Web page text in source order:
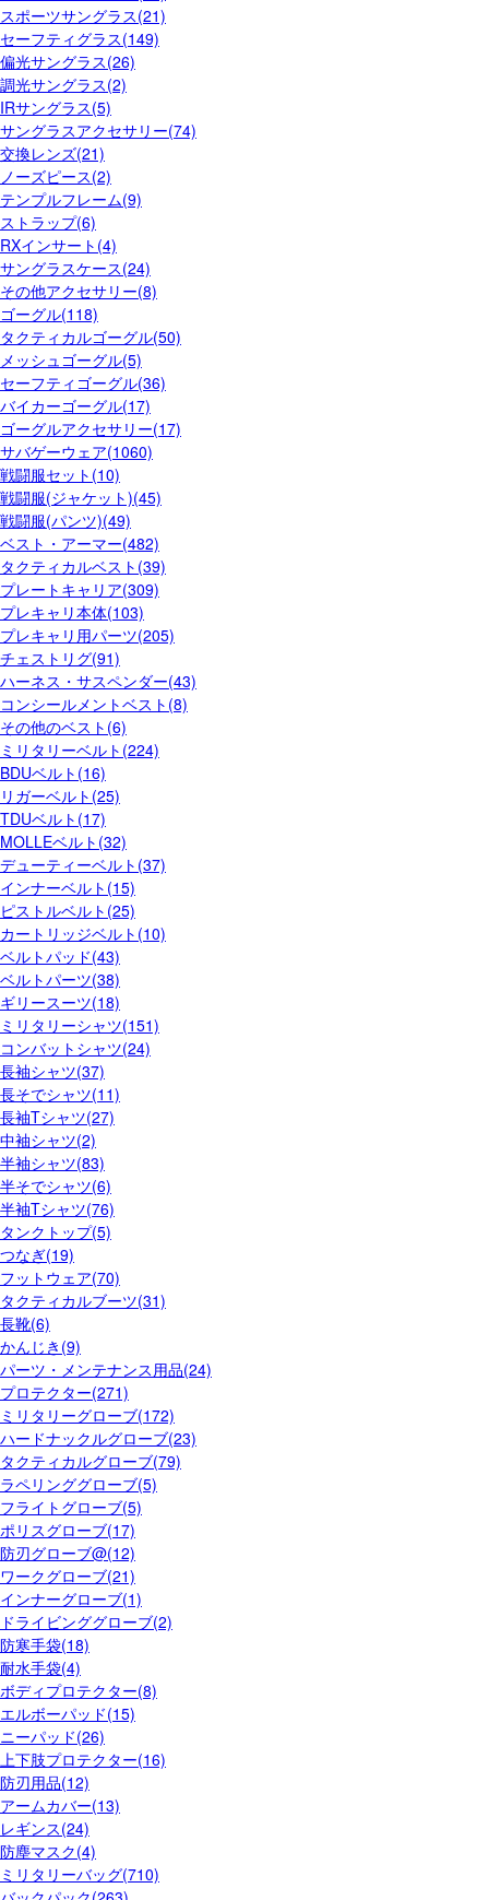
スポーツサングラス(21)
セーフティグラス(149)
偏光サングラス(26)
調光サングラス(2)
IRサングラス(5)
サングラスアクセサリー(74)
交換レンズ(21)
ノーズピース(2)
テンプルフレーム(9)
ストラップ(6)
RXインサート(4)
サングラスケース(24)
その他アクセサリー(8)
ゴーグル(118)
タクティカルゴーグル(50)
メッシュゴーグル(5)
セーフティゴーグル(36)
バイカーゴーグル(17)
ゴーグルアクセサリー(17)
サバゲーウェア(1060)
戦闘服セット(10)
戦闘服(ジャケット)(45)
戦闘服(パンツ)(49)
ベスト・アーマー(482)
タクティカルベスト(39)
プレートキャリア(309)
プレキャリ本体(103)
プレキャリ用パーツ(205)
チェストリグ(91)
ハーネス・サスペンダー(43)
コンシールメントベスト(8)
その他のベスト(6)
ミリタリーベルト(224)
BDUベルト(16)
リガーベルト(25)
TDUベルト(17)
MOLLEベルト(32)
デューティーベルト(37)
インナーベルト(15)
ピストルベルト(25)
カートリッジベルト(10)
ベルトパッド(43)
ベルトパーツ(38)
ギリースーツ(18)
ミリタリーシャツ(151)
コンバットシャツ(24)
長袖シャツ(37)
長そでシャツ(11)
長袖Tシャツ(27)
中袖シャツ(2)
半袖シャツ(83)
半そでシャツ(6)
半袖Tシャツ(76)
タンクトップ(5)
つなぎ(19)
フットウェア(70)
タクティカルブーツ(31)
長靴(6)
かんじき(9)
パーツ・メンテナンス用品(24)
プロテクター(271)
ミリタリーグローブ(172)
ハードナックルグローブ(23)
タクティカルグローブ(79)
ラペリンググローブ(5)
フライトグローブ(5)
ポリスグローブ(17)
防刃グローブ@(12)
ワークグローブ(21)
インナーグローブ(1)
ドライビンググローブ(2)
防寒手袋(18)
耐水手袋(4)
ボディプロテクター(8)
エルボーパッド(15)
ニーパッド(26)
上下肢プロテクター(16)
防刃用品(12)
アームカバー(13)
レギンス(24)
防塵マスク(4)
ミリタリーバッグ(710)